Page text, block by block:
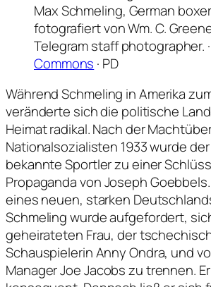
Max Schmeling, German
fotografiert von Wm. C.
Telegram staff photographer. ·
Commons · PD
Während Schmeling in Amerika
veränderte sich die politische
Heimat radikal. Nach der
Nationalsozialisten 1933 wurde
bekannte Sportler zu einer
Propaganda von Joseph
eines neuen, starken
Schmeling wurde aufgefordert,
geheirateten Frau, der
Schauspielerin Anny Ondra, und
Manager Joe Jacobs zu trennen.